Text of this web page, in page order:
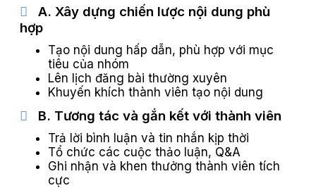
A. Xây dựng chiến lược nội dung phù
hợp
Tạo nội dung hấp dẫn, phù hợp với mục
tiêu của nhóm
Lên lịch đăng bài thường xuyên
Khuyến khích thành viên tạo nội dung
B. Tương tác và gắn kết với thành viên
Trả lời bình luận và tin nhắn kịp thời
Tổ chức các cuộc thảo luận, Q&A
Ghi nhận và khen thưởng thành viên tích
cực